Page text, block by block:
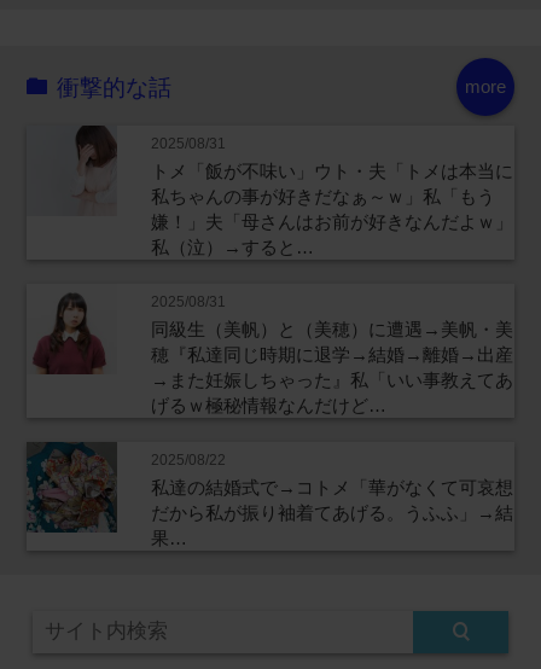
more
衝撃的な話
2025/08/31
トメ「飯が不味い」ウト・夫「トメは本当に
私ちゃんの事が好きだなぁ～ｗ」私「もう
嫌！」夫「母さんはお前が好きなんだよｗ」
私（泣）→すると…
2025/08/31
同級生（美帆）と（美穂）に遭遇→美帆・美
穂『私達同じ時期に退学→結婚→離婚→出産
→また妊娠しちゃった』私「いい事教えてあ
げるｗ極秘情報なんだけど…
2025/08/22
私達の結婚式で→コトメ「華がなくて可哀想
だから私が振り袖着てあげる。うふふ」→結
果…